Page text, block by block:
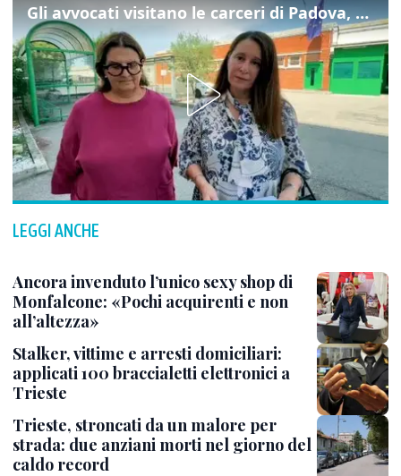
Gli avvocati visitano le carceri di Padova, ecco cosa hanno trovato
LEGGI ANCHE
Ancora invenduto l’unico sexy shop di
Monfalcone: «Pochi acquirenti e non
all’altezza»
Stalker, vittime e arresti domiciliari:
applicati 100 braccialetti elettronici a
Trieste
Trieste, stroncati da un malore per
strada: due anziani morti nel giorno del
caldo record